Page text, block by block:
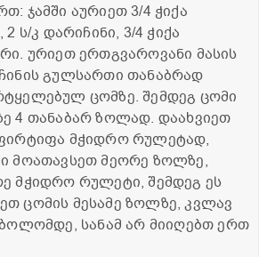
ჯამში აურიეთ 3/4 ჭიქა
ს/კ დარიჩინი, 3/4 ჭიქა
ურიეთ ერთგვაროვანი მასის
გულსართი თანაბრად
ცომზე. შემდეგ ცომი
4 თანაბარ ზოლად. დაახვიეთ
მჭიდრო რულეტად,
მოათავსეთ მეორე ზოლზე,
მჭიდრო რულეტი, შემდეგ ეს
ცომის მესამე ზოლზე, კვლავ
სანამ არ მიიღებთ ერთ